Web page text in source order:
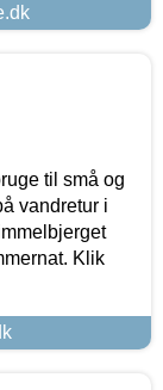
til små og
vandretur i
Klik